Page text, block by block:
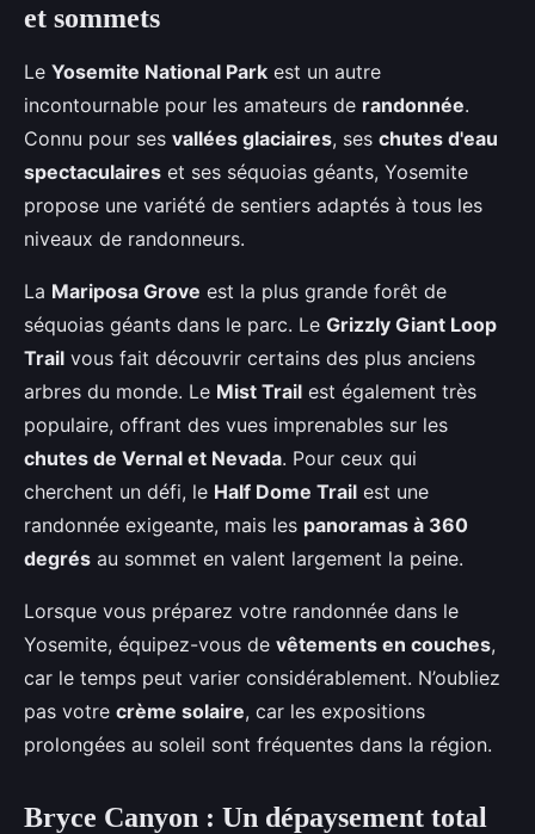
et sommets
Le Yosemite National Park est un autre
incontournable pour les amateurs de randonnée.
Connu pour ses vallées glaciaires, ses chutes d'eau
spectaculaires et ses séquoias géants, Yosemite
propose une variété de sentiers adaptés à tous les
niveaux de randonneurs.
La Mariposa Grove est la plus grande forêt de
séquoias géants dans le parc. Le Grizzly Giant Loop
Trail vous fait découvrir certains des plus anciens
arbres du monde. Le Mist Trail est également très
populaire, offrant des vues imprenables sur les
chutes de Vernal et Nevada. Pour ceux qui
cherchent un défi, le Half Dome Trail est une
randonnée exigeante, mais les panoramas à 360
degrés au sommet en valent largement la peine.
Lorsque vous préparez votre randonnée dans le
Yosemite, équipez-vous de vêtements en couches,
car le temps peut varier considérablement. N’oubliez
pas votre crème solaire, car les expositions
prolongées au soleil sont fréquentes dans la région.
Bryce Canyon : Un dépaysement total